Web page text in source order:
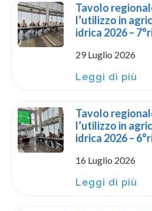
Tavolo
l’utilizzo in
idrica 2026 –
29 Luglio 2026
Leggi di più
Tavolo
l’utilizzo in
idrica 2026 –
16 Luglio 2026
Leggi di più